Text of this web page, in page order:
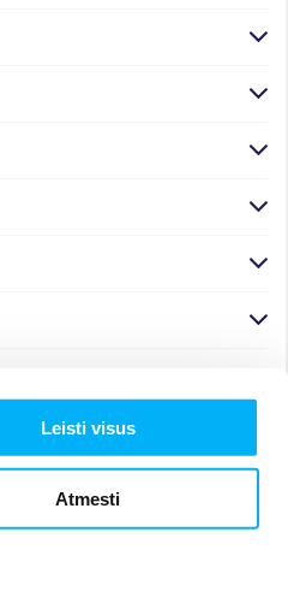
Leisti visus
Atmesti